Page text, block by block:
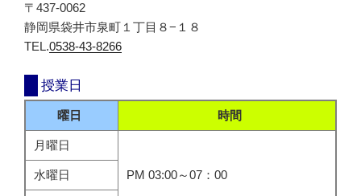
〒437-0062
静岡県袋井市泉町１丁目８−１８
TEL.0538-43-8266
授業日
曜日 時間
月曜日
PM 03:00～07：00
水曜日